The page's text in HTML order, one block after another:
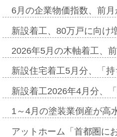
6月の企業物価指数、前
新設着工、80万戸に向け
2026年5月の木軸着工、
新設住宅着工5月分、「
新設着工2026年4月分、
1～4月の塗装業倒産が高
アットホーム「首都圏に